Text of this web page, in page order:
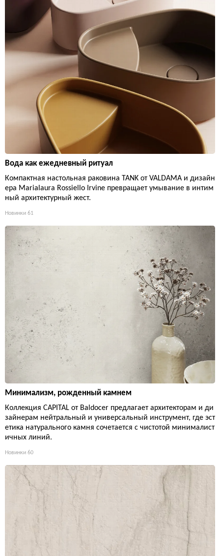
Вода как ежедневный ритуал
Компактная настольная раковина TANK от VALDAMA и дизайн
ера Marialaura Rossiello Irvine превращает умывание в интим
ный архитектурный жест.
Новинки 61
Минимализм, рожденный камнем
Коллекция CAPITAL от Baldocer предлагает архитекторам и ди
зайнерам нейтральный и универсальный инструмент, где эст
етика натурального камня сочетается с чистотой минималист
ичных линий.
Новинки 60